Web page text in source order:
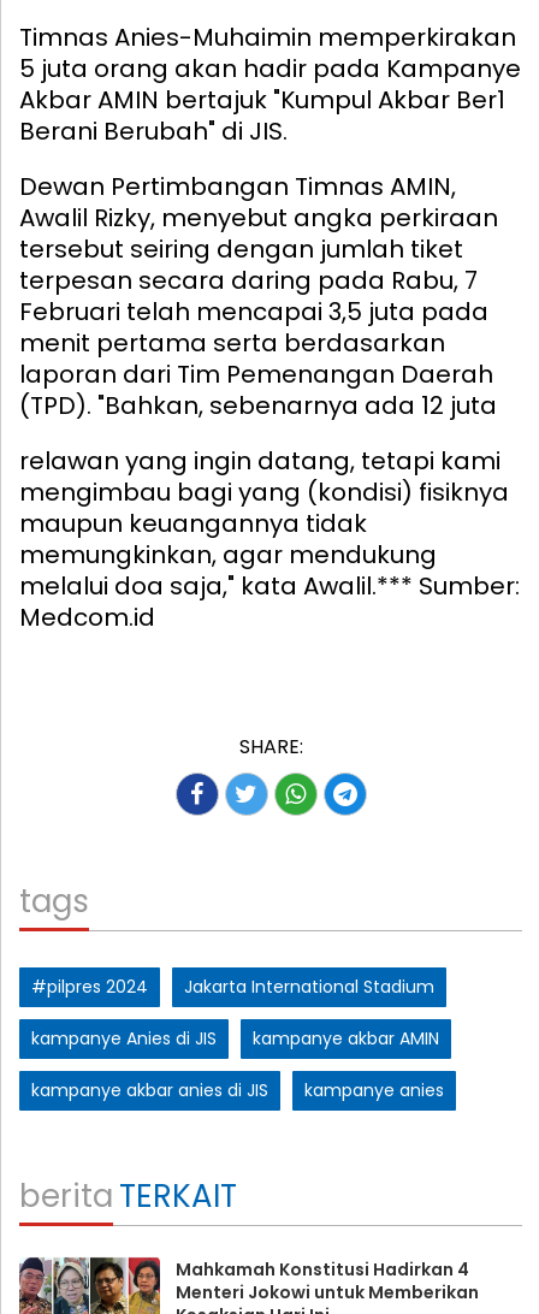
Timnas Anies-Muhaimin memperkirakan
5 juta orang akan hadir pada Kampanye
Akbar AMIN bertajuk "Kumpul Akbar Ber1
Berani Berubah" di JIS.
Dewan Pertimbangan Timnas AMIN,
Awalil Rizky, menyebut angka perkiraan
tersebut seiring dengan jumlah tiket
terpesan secara daring pada Rabu, 7
Februari telah mencapai 3,5 juta pada
menit pertama serta berdasarkan
laporan dari Tim Pemenangan Daerah
(TPD). "Bahkan, sebenarnya ada 12 juta
relawan yang ingin datang, tetapi kami
mengimbau bagi yang (kondisi) fisiknya
maupun keuangannya tidak
memungkinkan, agar mendukung
melalui doa saja," kata Awalil.*** Sumber:
Medcom.id
SHARE:
tags
#pilpres 2024 Jakarta International Stadium
kampanye Anies di JIS kampanye akbar AMIN
kampanye akbar anies di JIS kampanye anies
beritaTERKAIT
Mahkamah Konstitusi Hadirkan 4
Menteri Jokowi untuk Memberikan